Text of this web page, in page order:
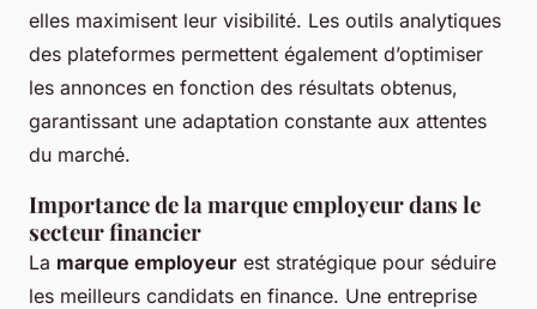
elles maximisent leur visibilité. Les outils analytiques
des plateformes permettent également d’optimiser
les annonces en fonction des résultats obtenus,
garantissant une adaptation constante aux attentes
du marché.
Importance de la marque employeur dans le
secteur financier
La marque employeur est stratégique pour séduire
les meilleurs candidats en finance. Une entreprise